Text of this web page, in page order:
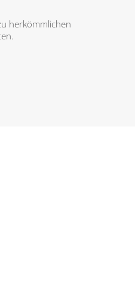
herkömmlichen